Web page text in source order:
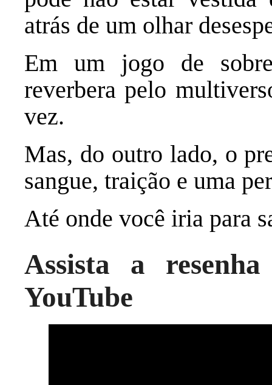
atrás de um olhar
Em um jogo de
reverbera pelo
vez.
Mas, do outro lado, o
sangue, traição e uma
Até onde você iria para
Assista a
YouTube